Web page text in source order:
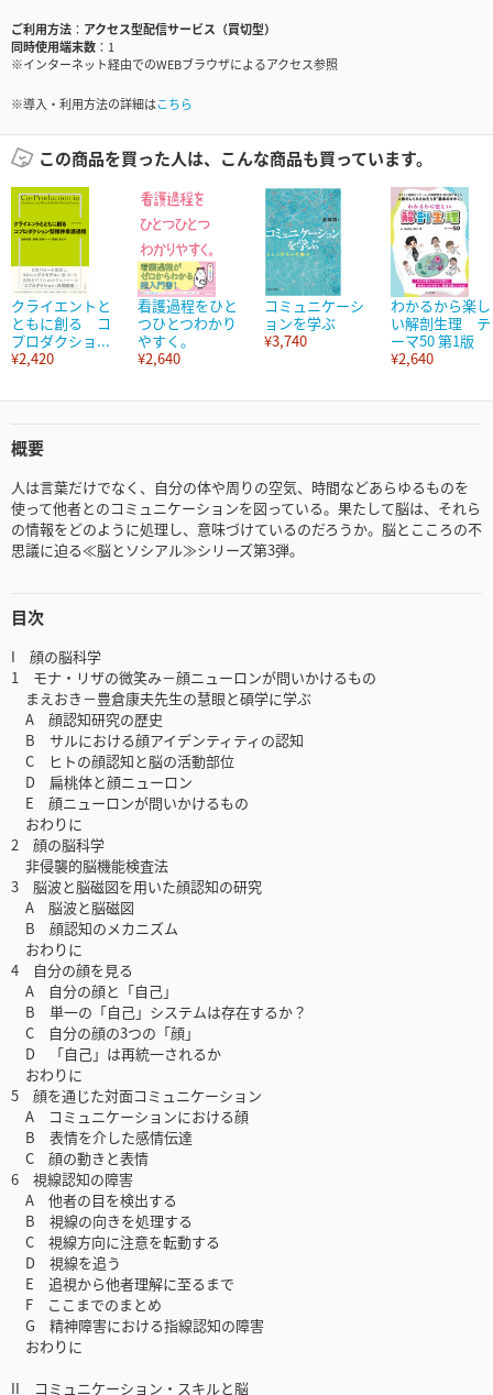
ご利用方法
アクセス型配信サービス（買切型）
同時使用端末数
1
※インターネット経由でのWEBブラウザによるアクセス参照
※導入・利用方法の詳細はこちら
この商品を買った人は、こんな商品も買っています。
クライエントと
ともに創る コ
プロダクショ...
¥2,420
看護過程をひと
つひとつわかり
やすく。
¥2,640
コミュニケーシ
ョンを学ぶ
¥3,740
わかるから楽し
い解剖生理 テ
ーマ50 第1版
¥2,640
概要
人は言葉だけでなく、自分の体や周りの空気、時間などあらゆるものを
使って他者とのコミュニケーションを図っている。果たして脳は、それら
の情報をどのように処理し、意味づけているのだろうか。脳とこころの不
思議に迫る≪脳とソシアル≫シリーズ第3弾。
目次
I 顔の脳科学
1 モナ・リザの微笑み－顔ニューロンが問いかけるもの
まえおき－豊倉康夫先生の慧眼と碩学に学ぶ
A 顔認知研究の歴史
B サルにおける顔アイデンティティの認知
C ヒトの顔認知と脳の活動部位
D 扁桃体と顔ニューロン
E 顔ニューロンが問いかけるもの
おわりに
2 顔の脳科学
非侵襲的脳機能検査法
3 脳波と脳磁図を用いた顔認知の研究
A 脳波と脳磁図
B 顔認知のメカニズム
おわりに
4 自分の顔を見る
A 自分の顔と「自己」
B 単一の「自己」システムは存在するか？
C 自分の顔の3つの「顔」
D 「自己」は再統一されるか
おわりに
5 顔を通じた対面コミュニケーション
A コミュニケーションにおける顔
B 表情を介した感情伝達
C 顔の動きと表情
6 視線認知の障害
A 他者の目を検出する
B 視線の向きを処理する
C 視線方向に注意を転動する
D 視線を追う
E 追視から他者理解に至るまで
F ここまでのまとめ
G 精神障害における指線認知の障害
おわりに
II コミュニケーション・スキルと脳